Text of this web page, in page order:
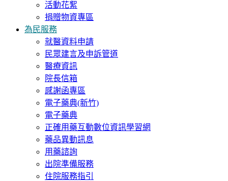
活動花絮
捐贈物資專區
為民服務
就醫資料申請
民眾建言及申訴管道
醫療資訊
院長信箱
感謝函專區
電子藥典(新竹)
電子藥典
正確用藥互動數位資訊學習網
藥品異動訊息
用藥諮詢
出院準備服務
住院服務指引